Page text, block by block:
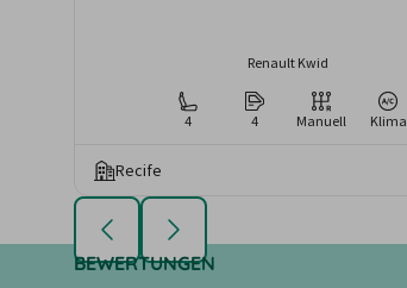
Renault Kwid
4 4 Manuell Klima
Recife
BEWERTUNGEN